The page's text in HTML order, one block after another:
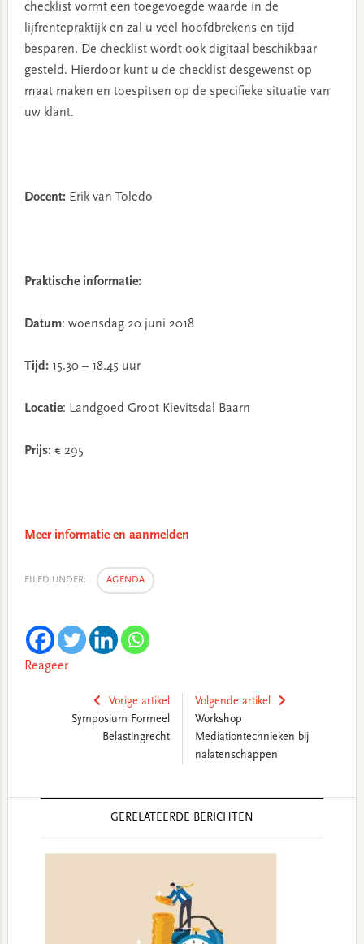
checklist vormt een toegevoegde waarde in de
lijfrentepraktijk en zal u veel hoofdbrekens en tijd
besparen. De checklist wordt ook digitaal beschikbaar
gesteld. Hierdoor kunt u de checklist desgewenst op
maat maken en toespitsen op de specifieke situatie van
uw klant.
Docent:Erik van Toledo
Praktische informatie:
Datum: woensdag 20 juni 2018
Tijd:15.30 – 18.45 uur
Locatie: Landgoed Groot Kievitsdal Baarn
Prijs:€ 295
Meer informatie en aanmelden
FILED UNDER: AGENDA
Reageer
Vorige artikel
Symposium Formeel
Belastingrecht
Volgende artikel
Workshop
Mediationtechnieken bij
nalatenschappen
GERELATEERDE BERICHTEN